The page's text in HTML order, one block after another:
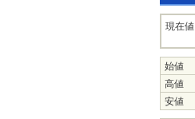
現在値
始値
高値
安値